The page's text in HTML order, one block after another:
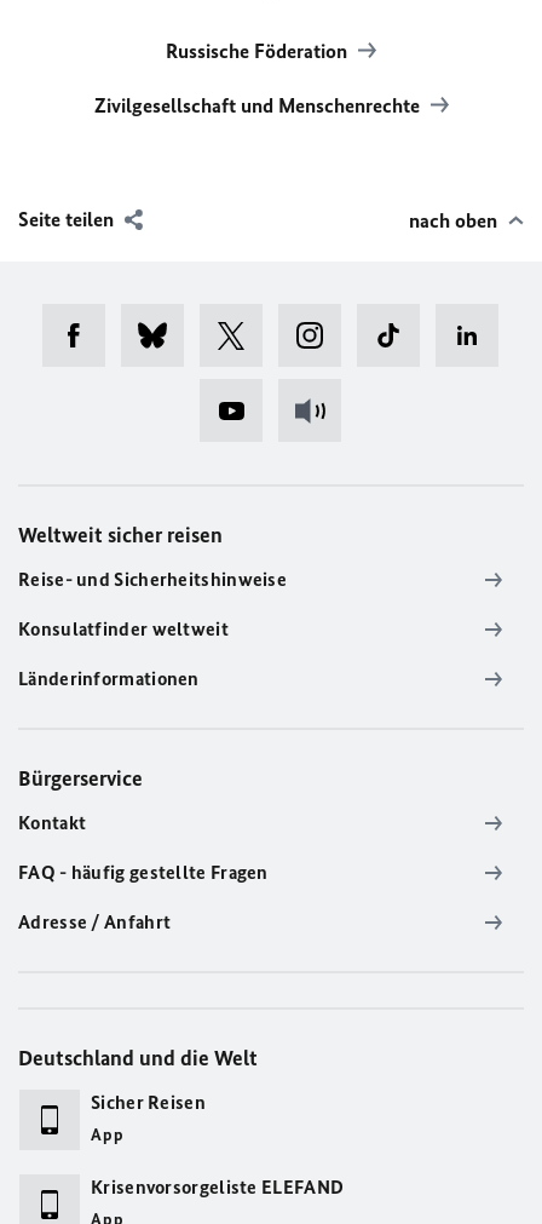
Russische Föderation
Zivilgesellschaft und Menschenrechte
Seite teilen nach oben
Weltweit sicher reisen
Reise- und Sicherheitshinweise
Konsulatfinder weltweit
Länderinformationen
Bürgerservice
Kontakt
FAQ - häufig gestellte Fragen
Adresse / Anfahrt
Deutschland und die Welt
Sicher Reisen
App
Krisenvorsorgeliste ELEFAND
App